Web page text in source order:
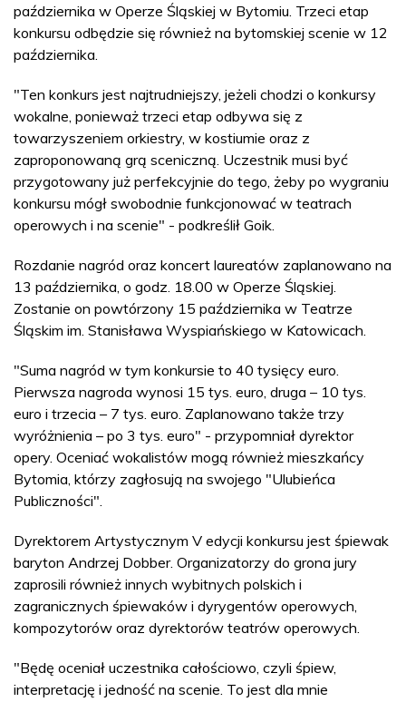
października w Operze Śląskiej w Bytomiu. Trzeci etap
konkursu odbędzie się również na bytomskiej scenie w 12
października.
"Ten konkurs jest najtrudniejszy, jeżeli chodzi o konkursy
wokalne, ponieważ trzeci etap odbywa się z
towarzyszeniem orkiestry, w kostiumie oraz z
zaproponowaną grą sceniczną. Uczestnik musi być
przygotowany już perfekcyjnie do tego, żeby po wygraniu
konkursu mógł swobodnie funkcjonować w teatrach
operowych i na scenie" - podkreślił Goik.
Rozdanie nagród oraz koncert laureatów zaplanowano na
13 października, o godz. 18.00 w Operze Śląskiej.
Zostanie on powtórzony 15 października w Teatrze
Śląskim im. Stanisława Wyspiańskiego w Katowicach.
"Suma nagród w tym konkursie to 40 tysięcy euro.
Pierwsza nagroda wynosi 15 tys. euro, druga – 10 tys.
euro i trzecia – 7 tys. euro. Zaplanowano także trzy
wyróżnienia – po 3 tys. euro" - przypomniał dyrektor
opery. Oceniać wokalistów mogą również mieszkańcy
Bytomia, którzy zagłosują na swojego "Ulubieńca
Publiczności".
Dyrektorem Artystycznym V edycji konkursu jest śpiewak
baryton Andrzej Dobber. Organizatorzy do grona jury
zaprosili również innych wybitnych polskich i
zagranicznych śpiewaków i dyrygentów operowych,
kompozytorów oraz dyrektorów teatrów operowych.
"Będę oceniał uczestnika całościowo, czyli śpiew,
interpretację i jedność na scenie. To jest dla mnie